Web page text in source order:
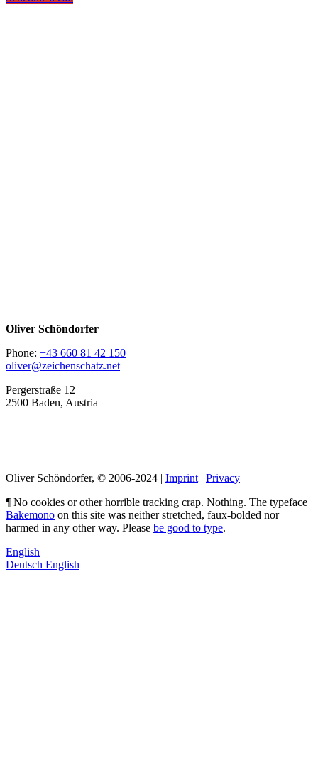
Oliver Schöndorfer
Phone: +43 660 81 42 150
oliver@zeichenschatz.net
Pergerstraße 12
2500 Baden, Austria
Oliver Schöndorfer, © 2006-2024 | Imprint | Privacy
¶ No cookies or other horrible tracking crap. Nothing. The typeface
Bakemono on this site was neither stretched, faux-bolded nor
harmed in any other way. Please be good to type.
English
Deutsch English